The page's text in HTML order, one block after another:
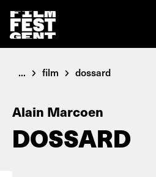
... film dossard
Alain Marcoen
DOSSARD